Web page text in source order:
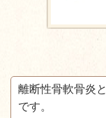
離断性骨軟骨炎
です。